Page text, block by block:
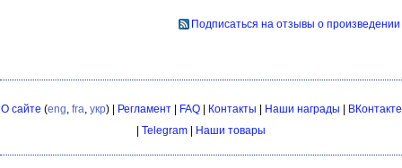
Подписаться на отзывы о произведении
О сайте (eng fra укр) | Регламент| FAQ| Контакты | Наши награды | ВКонтакте
| Telegram | Наши товары